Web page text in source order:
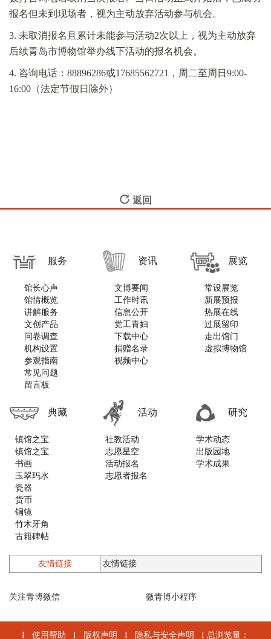
报名但未到现场者，视为主动放弃活动参与机会。
3. 未取消报名且累计未能参与活动2次以上，视为主动放弃
后续青岛市博物馆举办线下活动的报名机会。
4. 咨询电话：88896286或17685562721，周二至周日9:00-
16:00（法定节假日除外）
返回
服务
馆长心声
馆情概览
讲解服务
文创产品
问卷调查
机构设置
参观指南
常见问题
留言板
资讯
文博要闻
工作时讯
信息公开
党工青妇
下载中心
捐赠名录
视频中心
展览
常设展览
新展预报
热展在线
过展留印
走出馆门
虚拟博物馆
典藏
镇馆之宝
镇馆之宝
书画
玉翠玛水
瓷器
货币
铜镜
竹木牙角
古籍碑帖
漆器螺钿
石质类
墨砚
乐器
珐琅
活动
社教活动
志愿星空
活动报名
志愿者报名
研究
学术动态
出版园地
学术成果
友情链接
关注青博微信 微青博小程序
I 使用帮助 I 版权声明 I 隐私与安全声明 I 总浏览量：